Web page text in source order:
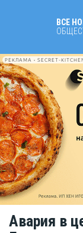
ВСЕ
РЕКЛАМА • SECRET-
Авария в